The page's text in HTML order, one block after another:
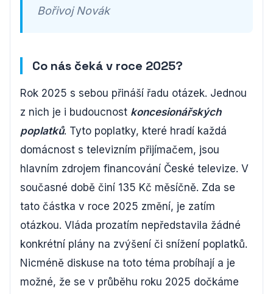
Bořivoj Novák
Co nás čeká v roce 2025?
Rok 2025 s sebou přináší řadu otázek. Jednou
z nich je i budoucnost koncesionářských
poplatků. Tyto poplatky, které hradí každá
domácnost s televizním přijímačem, jsou
hlavním zdrojem financování České televize. V
současné době činí 135 Kč měsíčně. Zda se
tato částka v roce 2025 změní, je zatím
otázkou. Vláda prozatím nepředstavila žádné
konkrétní plány na zvýšení či snížení poplatků.
Nicméně diskuse na toto téma probíhají a je
možné, že se v průběhu roku 2025 dočkáme